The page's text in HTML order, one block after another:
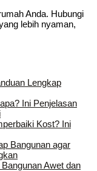
Anda. Hubungi
lebih nyaman,
Lengkap
Ini Penjelasan
Kost? Ini
Bangunan agar
Awet dan